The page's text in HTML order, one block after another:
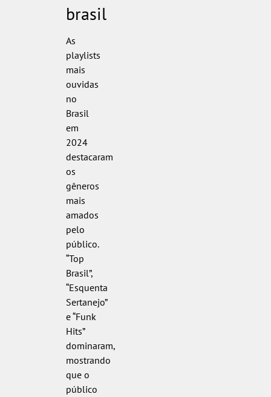
brasil
As
playlists
mais
ouvidas
no
Brasil
em
2024
destacaram
os
gêneros
mais
amados
pelo
público.
“Top
Brasil”,
“Esquenta
Sertanejo”
e “Funk
Hits”
dominaram,
mostrando
que o
público